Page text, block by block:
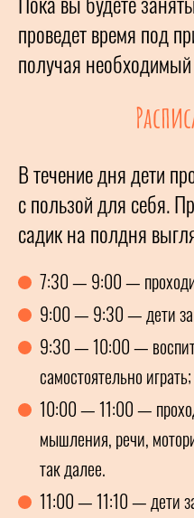
проведет время под
получая
В течение дня дети
с пользой для себя.
садик на полдня
7:30 — 9:00 —
9:00 — 9:30 — дети
9:30 — 10:00 —
самостоятельно играть;
10:00 — 11:00 —
мышления, речи,
так далее.
11:00 — 11:10 — дети